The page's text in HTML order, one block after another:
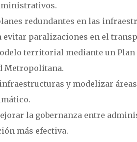
redundantes en las
evitar paralizaciones en el
territorial mediante un
Metropolitana.
y modelizar
la gobernanza entre
más efectiva.